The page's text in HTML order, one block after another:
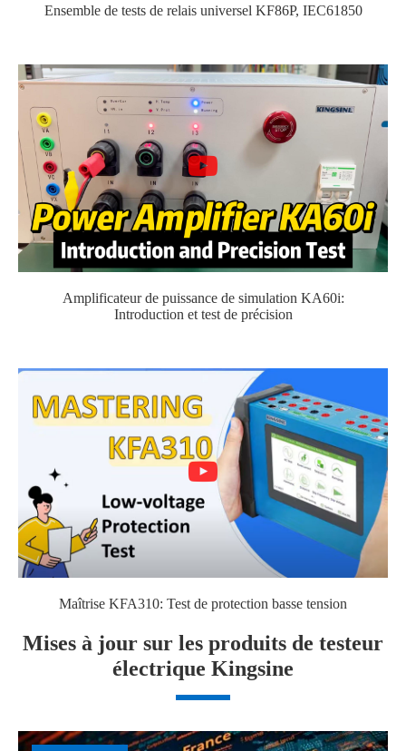
Ensemble de tests de relais universel KF86P, IEC61850
Amplificateur de puissance de simulation KA60i:
Introduction et test de précision
Maîtrise KFA310: Test de protection basse tension
Mises à jour sur les produits de testeur
électrique Kingsine